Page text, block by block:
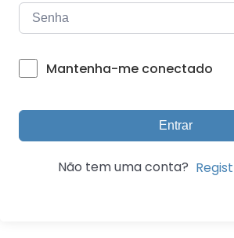
Mantenha-me conectado
Entrar
Não tem uma conta?